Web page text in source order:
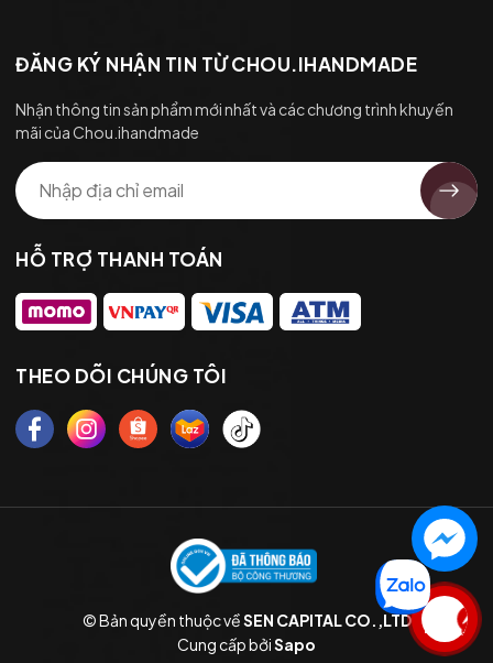
ĐĂNG KÝ NHẬN TIN TỪ CHOU.IHANDMADE
Nhận thông tin sản phẩm mới nhất và các chương trình khuyến
mãi của Chou.ihandmade
HỖ TRỢ THANH TOÁN
THEO DÕI CHÚNG TÔI
© Bản quyền thuộc vềSEN CAPITAL CO.,LTD
Cung cấp bởiSapo
Liên hệ